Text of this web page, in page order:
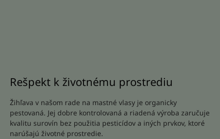
Rešpekt k životnému prostrediu
Žihľava v našom rade na mastné vlasy je organicky
pestovaná. Jej dobre kontrolovaná a riadená výroba zaručuje
kvalitu surovín bez použitia pesticídov a iných prvkov, ktoré
narúšajú životné prostredie.